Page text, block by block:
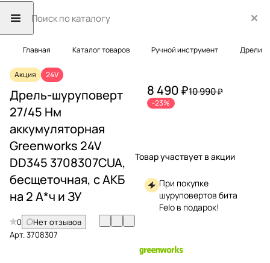
Главная Каталог товаров Ручной инструмент Дрели
Акция 24V
Дрель-шуруповерт
27/45 Нм
аккумуляторная
Greenworks 24V
DD345 3708307CUA,
бесщеточная, с АКБ
на 2 А*ч и ЗУ
0
Нет отзывов
Арт.3708307
8 490 ₽10 990 ₽
-23%
Товар участвует в акции
При покупке
шуруповертов бита
Felo в подарок!